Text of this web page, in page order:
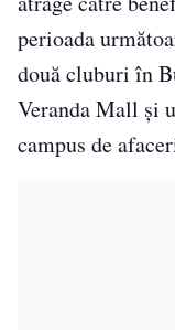
perioada
două cluburi în
Veranda Mall şi
campus de